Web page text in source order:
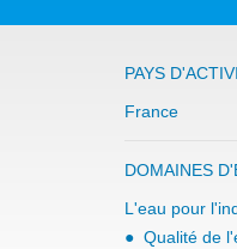
PAYS
France
DOMAINES
L'eau pour
Qualité de